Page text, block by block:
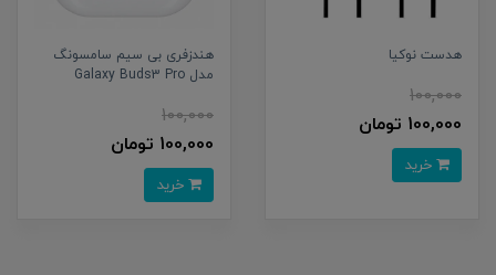
هدست نوکیا
100,000
100,000 تومان
هندزفری بی سیم سامسونگ
مدل Galaxy Buds3 Pro
100,000
100,000 تومان